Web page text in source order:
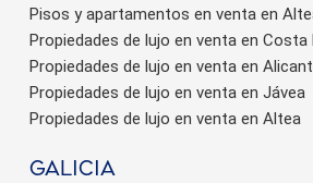
Pisos y apartamentos en venta en
Propiedades de lujo en venta en Costa
Propiedades de lujo en venta en
Propiedades de lujo en venta en Jávea
Propiedades de lujo en venta en Altea
Galicia